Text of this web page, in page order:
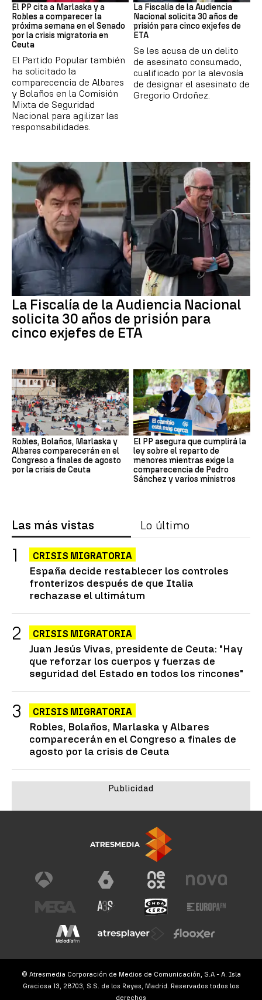
El PP cita a Marlaska y a
Robles a comparecer la
próxima semana en el Senado
por la crisis migratoria en
Ceuta
El Partido Popular también
ha solicitado la
comparecencia de Albares
y Bolaños en la Comisión
Mixta de Seguridad
Nacional para agilizar las
responsabilidades.
La Fiscalía de la Audiencia
Nacional solicita 30 años de
prisión para cinco exjefes de
ETA
Se les acusa de un delito
de asesinato consumado,
cualificado por la alevosía
de designar el asesinato de
Gregorio Ordoñez.
La Fiscalía de la Audiencia Nacional
solicita 30 años de prisión para
cinco exjefes de ETA
Robles, Bolaños, Marlaska y
Albares comparecerán en el
Congreso a finales de agosto
por la crisis de Ceuta
El PP asegura que cumplirá la
ley sobre el reparto de
menores mientras exige la
comparecencia de Pedro
Sánchez y varios ministros
Las más vistas Lo último
CRISIS MIGRATORIA
España decide restablecer los controles
fronterizos después de que Italia
rechazase el ultimátum
CRISIS MIGRATORIA
Juan Jesús Vivas, presidente de Ceuta: "Hay
que reforzar los cuerpos y fuerzas de
seguridad del Estado en todos los rincones"
CRISIS MIGRATORIA
Robles, Bolaños, Marlaska y Albares
comparecerán en el Congreso a finales de
agosto por la crisis de Ceuta
© Atresmedia Corporación de Medios de Comunicación, S.A - A. Isla
Graciosa 13, 28703, S.S. de los Reyes, Madrid. Reservados todos los
derechos